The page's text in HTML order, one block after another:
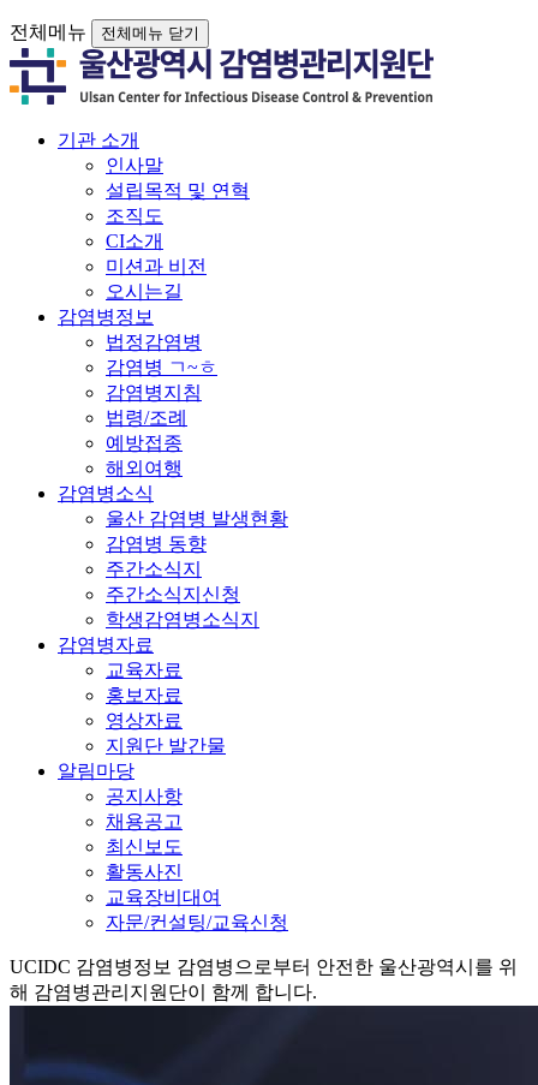
전체메뉴 전체메뉴 닫기
기관 소개
인사말
설립목적 및 연혁
조직도
CI소개
미션과 비전
오시는길
감염병정보
법정감염병
감염병 ㄱ~ㅎ
감염병지침
법령/조례
예방접종
해외여행
감염병소식
울산 감염병 발생현황
감염병 동향
주간소식지
주간소식지신청
학생감염병소식지
감염병자료
교육자료
홍보자료
영상자료
지원단 발간물
알림마당
공지사항
채용공고
최신보도
활동사진
교육장비대여
자문/컨설팅/교육신청
UCIDC 감염병정보 감염병으로부터 안전한 울산광역시를 위
해 감염병관리지원단이 함께 합니다.